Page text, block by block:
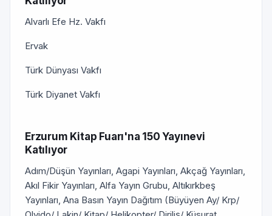
Alvarlı Efe Hz. Vakfı
Ervak
Türk Dünyası Vakfı
Türk Diyanet Vakfı
Erzurum Kitap Fuarı'na 150 Yayınevi
Katılıyor
Adım/Düşün Yayınları, Agapi Yayınları, Akçağ Yayınları,
Akıl Fikir Yayınları, Alfa Yayın Grubu, Altıkırkbeş
Yayınları, Ana Basın Yayın Dağıtım (Büyüyen Ay/ Krp/